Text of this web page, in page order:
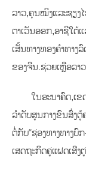
ລາວ,ຄຸນໝິງແລະຊຽ
ຕາເວັນອອກ,ອາຊີໃຕ້
ເສັ້ນທາງທອງຄຳທາງ
ຂອງຈີນ.ຊ່ວຍເຫຼືອລາ
ໃນອະນາຄົດ,ເ
ລຳດັບສູນກາງຂົນສົ່ງ
ຕໍ່ກັບ“ຊ່ອງທາງທາງບົ
ເສດຖະກິດຄູ່ແຝດເສີງ